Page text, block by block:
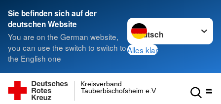
Sie befinden sich auf der
deutschen Website
You are on the German website,
you can use the switch to switch to
the English one
Sprache wechseln zu
Alles klar
Tauberbischofsheim e.V.
Kreisverband